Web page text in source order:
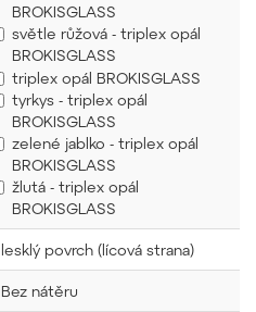
BROKISGLASS
světle růžová - triplex opál
BROKISGLASS
triplex opál BROKISGLASS
tyrkys - triplex opál
BROKISGLASS
zelené jablko - triplex opál
BROKISGLASS
žlutá - triplex opál
BROKISGLASS
lesklý povrch (lícová strana)
Bez nátěru